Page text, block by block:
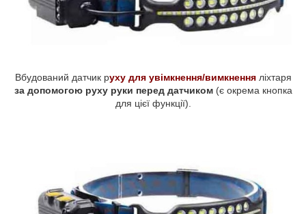
Вбудований датчик руху для увімкнення/вимкненняліхтаря
за допомогою руху руки перед датчиком(є окрема кнопка
для цієї функції).